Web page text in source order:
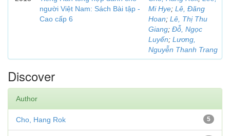
người Việt Nam: Sách Bài tập -
Cao cấp 6
Mi Hye; Lê, Đăng
Hoan; Lê, Thị Thu
Giang; Đỗ, Ngọc
Luyến; Lương,
Nguyễn Thanh Trang
Discover
Author
5
Cho, Hang Rok